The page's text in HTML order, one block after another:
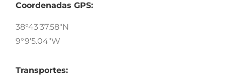
Coordenadas GPS:
38°43'37.58"N
9°9'5.04"W
Transportes: